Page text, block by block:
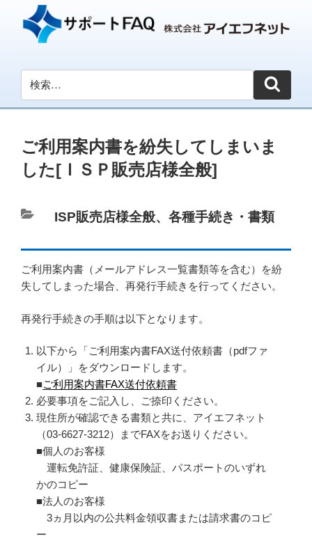
ご利用案内書を紛失してしまいま
した[ＩＳＰ販売店様全般]
カ
リ
ISP販売店様全般、 各種手続き・書類
ご利用案内書（メールアドレス一覧書類等を含む）を紛
失してしまった場合、再発行手続きを行ってください。
再発行手続きの手順は以下となります。
以下から「ご利用案内書FAX送付依頼書（pdfファ
イル）」をダウンロードします。
■ご利用案内書FAX送付依頼書
必要事項をご記入し、ご捺印ください。
現住所が確認できる書類と共に、アイエフネット
（03-6627-3212）までFAXをお送りください。
■個人のお客様
運転免許証、健康保険証、パスポートのいずれ
かのコピー
■法人のお客様
3ヵ月以内の公共料金領収書または請求書のコピ
ー